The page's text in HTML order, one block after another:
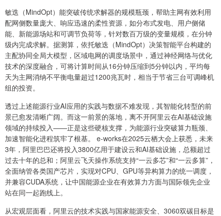
敏迭（MindOpt）能突破传统求解器的规模瓶颈，帮助主网有效利用
配网侧数量庞大、响应迅速的柔性资源，如分布式发电、用户侧储
能、新能源场站和可调节负荷等，针对数百万级的变量规模，在分钟
级内完成求解。据测算，依托敏迭（MindOpt）决策智能平台构建的
主配协同全局大模型，区域电网的调度场景中，通过神经网络与优化
技术的深度融合，可将计算时间从16分钟压缩到5分钟以内，平均每
天为主网消纳不平衡电量超过1200兆瓦时，相当于节省三台可调峰机
组的投资。
透过上述能源行业AI应用的实践与数据不难发现，其智能化转型的前
景已愈发清晰广阔。而这一前景的落地，离不开阿里云在AI基础设施
领域的持续投入——正是这些硬核支撑，为能源行业突破算力瓶颈、
加速智能化进程筑牢了根基。 e-works在2025云栖大会上获悉，未来
3年，阿里巴巴还将投入3800亿用于建设云和AI基础设施，总额超过
过去十年的总和；阿里云飞天操作系统支持“一云多芯”和“一云多算”，
全面纳管各类国产芯片，实现对CPU、GPU等异构算力的统一调度，
并兼容CUDA系统，让中国能源企业在有效算力方面与国际领先企业
站在同一起跑线上。
从宏观层面看，阿里云的技术实践与国家能源安全、3060双碳目标是